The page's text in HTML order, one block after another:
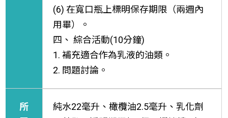
(6) 在寬口瓶上標明保存期限（兩週內
用畢）。
四、 綜合活動(10分鐘)
1. 補充適合作為乳液的油類。
2. 問題討論。
所
純水22毫升、橄欖油2.5毫升、乳化劑